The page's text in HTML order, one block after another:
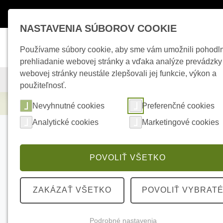
KAMEROVÉ SYSTÉMY ZABEZPEČOVACIE SYSTÉMY
Kamerové systémy HIKVISION DS-
NASTAVENIA SÚBOROV COOKIE
Používame súbory cookie, aby sme vám umožnili
prehliadanie webovej stránky a vďaka analýze prevádzky
webovej stránky neustále zlepšovali jej funkcie, výkon a
použiteľnosť.
Nevyhnutné cookies
Preferenčné cookies
Analytické cookies
Marketingové cookies
POVOLIŤ VŠETKO
ZAKÁZAŤ VŠETKO POVOLIŤ VYBRATÉ
Podrobné nastavenia